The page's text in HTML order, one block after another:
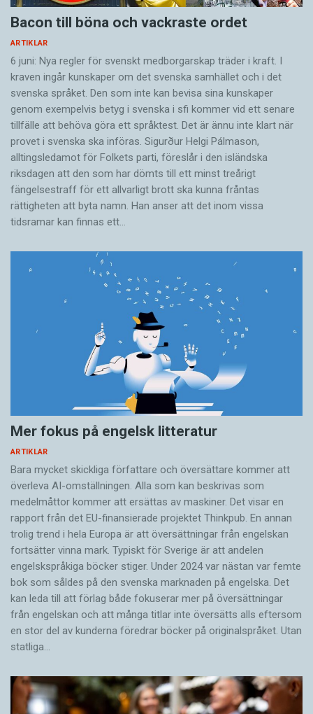
Bacon till böna och vackraste ordet
ARTIKLAR
6 juni: Nya regler för svenskt medborgarskap träder i kraft. I
kraven ingår kunskaper om det svenska samhället och i det
svenska språket. Den som inte kan bevisa sina kunskaper
genom exempelvis betyg i svenska i sfi kommer vid ett senare
tillfälle att behöva göra ett språktest. Det är ännu inte klart när
provet i svenska ska införas. Sigurður Helgi Pálmason,
alltingsledamot för Folkets parti, föreslår i den isländska
riksdagen att den som har dömts till ett minst treårigt
fängelsestraff för ett allvarligt brott ska kunna fråntas
rättigheten att byta namn. Han anser att det inom vissa
tidsramar kan finnas ett…
Mer fokus på engelsk litteratur
ARTIKLAR
Bara mycket skickliga författare och översättare ­kommer att
överleva AI-omställningen. Alla som kan beskrivas som
medelmåttor kommer att ersättas av maskiner. Det visar en
rapport från det EU-finansierade projektet Thinkpub. En annan
trolig trend i hela Europa är att översättningar från engelskan
fortsätter vinna mark. Typiskt för Sverige är att andelen
engelskspråkiga böcker stiger. Under 2024 var nästan var femte
bok som såldes på den svenska marknaden på engelska. Det
kan leda till att förlag både fokuserar mer på översättningar
från engelskan och att många titlar inte översätts alls eftersom
en stor del av kunderna föredrar böcker på originalspråket. Utan
statliga…